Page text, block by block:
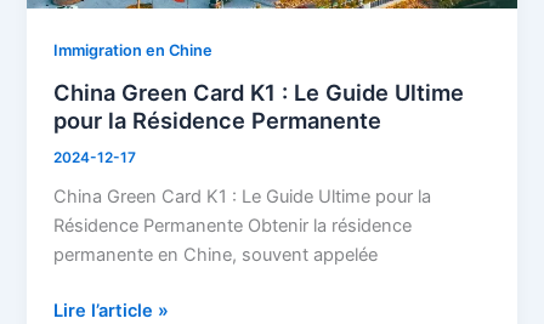
Immigration en Chine
China Green Card K1 : Le Guide Ultime
pour la Résidence Permanente
2024-12-17
China Green Card K1 : Le Guide Ultime pour la
Résidence Permanente Obtenir la résidence
permanente en Chine, souvent appelée
Lire l’article »